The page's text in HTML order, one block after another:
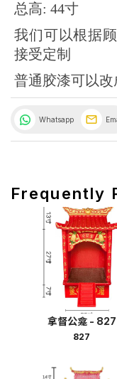
总高: 44寸
我们可以根据
接受定制
普通胶漆可以改
Whatsapp
Frequently
拿督公龛 - 827
827